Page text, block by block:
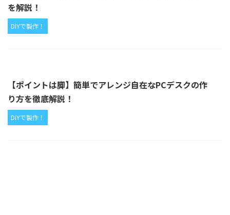
を解説！
DIYで製作！
【ポイントは脚】簡単でアレンジ自在なPCデスクの作
り方を徹底解説！
DIYで製作！